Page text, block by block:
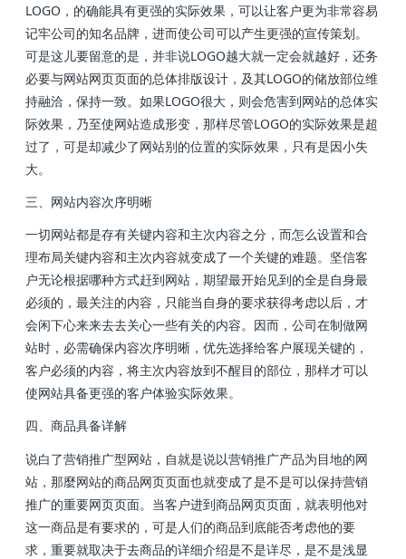
LOGO，的确能具有更强的实际效果，可以让客户更为非常容易
记牢公司的知名品牌，进而使公司可以产生更强的宣传策划。
可是这儿要留意的是，并非说LOGO越大就一定会就越好，还务
必要与网站网页页面的总体排版设计，及其LOGO的储放部位维
持融洽，保持一致。如果LOGO很大，则会危害到网站的总体实
际效果，乃至使网站造成形变，那样尽管LOGO的实际效果是超
过了，可是却减少了网站别的位置的实际效果，只有是因小失
大。
三、网站内容次序明晰
一切网站都是存有关键内容和主次内容之分，而怎么设置和合
理布局关键内容和主次内容就变成了一个关键的难题。坚信客
户无论根据哪种方式赶到网站，期望最开始见到的全是自身最
必须的，最关注的内容，只能当自身的要求获得考虑以后，才
会闲下心来来去去关心一些有关的内容。因而，公司在制做网
站时，必需确保内容次序明晰，优先选择给客户展现关键的，
客户必须的内容，将主次内容放到不醒目的部位，那样才可以
使网站具备更强的客户体验实际效果。
四、商品具备详解
说白了营销推广型网站，自就是说以营销推广产品为目地的网
站，那麼网站的商品网页页面也就变成了是不是可以保持营销
推广的重要网页页面。当客户进到商品网页页面，就表明他对
这一商品是有要求的，可是人们的商品到底能否考虑他的要
求，重要就取决于去商品的详细介绍是不是详尽，是不是浅显